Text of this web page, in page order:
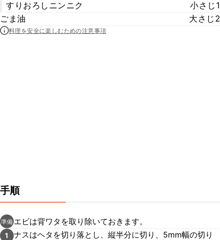
すりおろしニンニク
小さじ1
ごま油
大さじ2
料理を安全に楽しむための注意事項
手順
準備 エビは背ワタを取り除いておきます。
1
ナスはヘタを切り落とし、縦半分に切り、5mm幅の切り